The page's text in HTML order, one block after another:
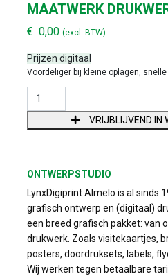
MAATWERK
€ 0,00 (excl. BTW)
Prijzen digitaal
Voordeliger bij kleine oplagen,
MAATWERK DRUKWERK AANTAL
VRIJBLIJVEND IN
ONTWERPSTUDIO
LynxDigiprint Almelo is al sinds
grafisch ontwerp en (digitaal)
een breed grafisch pakket: van
drukwerk. Zoals visitekaartjes,
posters, doordruksets, labels,
Wij werken tegen betaalbare